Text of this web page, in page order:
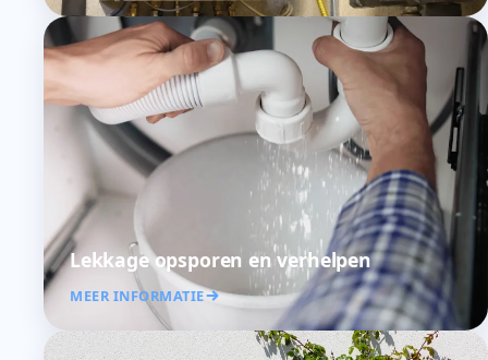
Lekkage opsporen en verhelpen
MEER INFORMATIE